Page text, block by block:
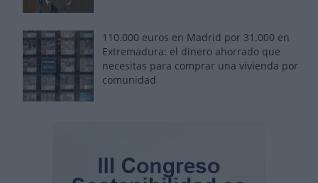
110.000 euros en Madrid por 31.000 en
Extremadura: el dinero ahorrado que
necesitas para comprar una vivienda por
comunidad